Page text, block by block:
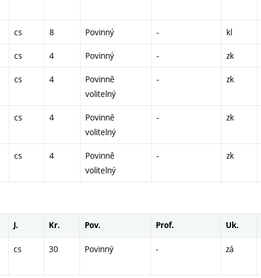
cs 8 Povinný - kl
cs 4 Povinný - zk
cs 4
Povinně
volitelný
- zk
cs 4
Povinně
volitelný
- zk
cs 4
Povinně
volitelný
- zk
J. Kr. Pov. Prof. Uk.
cs 30 Povinný - zá